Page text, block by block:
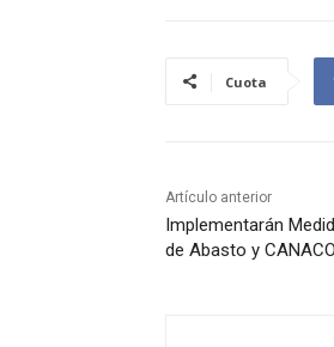
Cuota
Artículo anterior
Implementarán
de Abasto y CANACO